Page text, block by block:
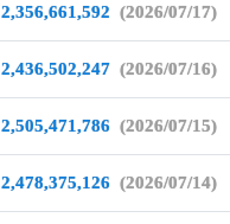
2,356,661,592 (2026/07/17)
2,436,502,247 (2026/07/16)
2,505,471,786 (2026/07/15)
2,478,375,126 (2026/07/14)